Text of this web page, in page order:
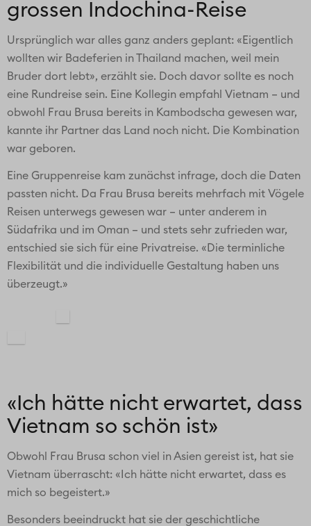
grossen Indochina-Reise
Ursprünglich war alles ganz anders geplant: «Eigentlich
wollten wir Badeferien in Thailand machen, weil mein
Bruder dort lebt», erzählt sie. Doch davor sollte es noch
eine Rundreise sein. Eine Kollegin empfahl Vietnam – und
obwohl Frau Brusa bereits in Kambodscha gewesen war,
kannte ihr Partner das Land noch nicht. Die Kombination
war geboren.
Eine Gruppenreise kam zunächst infrage, doch die Daten
passten nicht. Da Frau Brusa bereits mehrfach mit Vögele
Reisen unterwegs gewesen war – unter anderem in
Südafrika und im Oman – und stets sehr zufrieden war,
entschied sie sich für eine Privatreise. «Die terminliche
Flexibilität und die individuelle Gestaltung haben uns
überzeugt.»
«Ich hätte nicht erwartet, dass
Vietnam so schön ist»
Obwohl Frau Brusa schon viel in Asien gereist ist, hat sie
Vietnam überrascht: «Ich hätte nicht erwartet, dass es
mich so begeistert.»
Besonders beeindruckt hat sie der geschichtliche